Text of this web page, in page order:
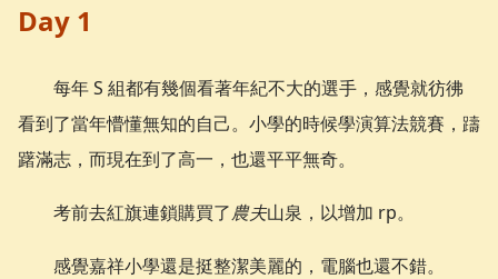
Day 1
每年 S 組都有幾個看著年紀不大的選手，感覺就彷彿
看到了當年懵懂無知的自己。小學的時候學演算法競賽，躊
躇滿志，而現在到了高一，也還平平無奇。
考前去紅旗連鎖購買了農夫山泉，以增加 rp。
感覺嘉祥小學還是挺整潔美麗的，電腦也還不錯。